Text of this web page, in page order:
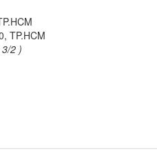
TP.HCM
2 )